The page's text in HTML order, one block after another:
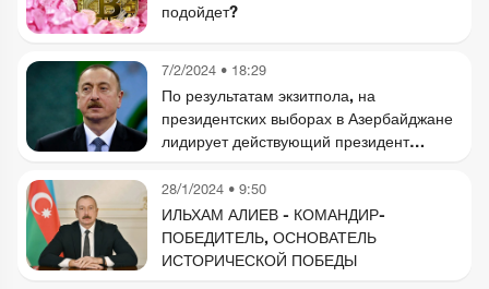
подойдет?
7/2/2024 • 18:29
По результатам экзитпола, на
президентских выборах в Азербайджане
лидирует действующий президент
28/1/2024 • 9:50
ИЛЬХАМ АЛИЕВ - КОМАНДИР-
ПОБЕДИТЕЛЬ, ОСНОВАТЕЛЬ
ИСТОРИЧЕСКОЙ ПОБЕДЫ